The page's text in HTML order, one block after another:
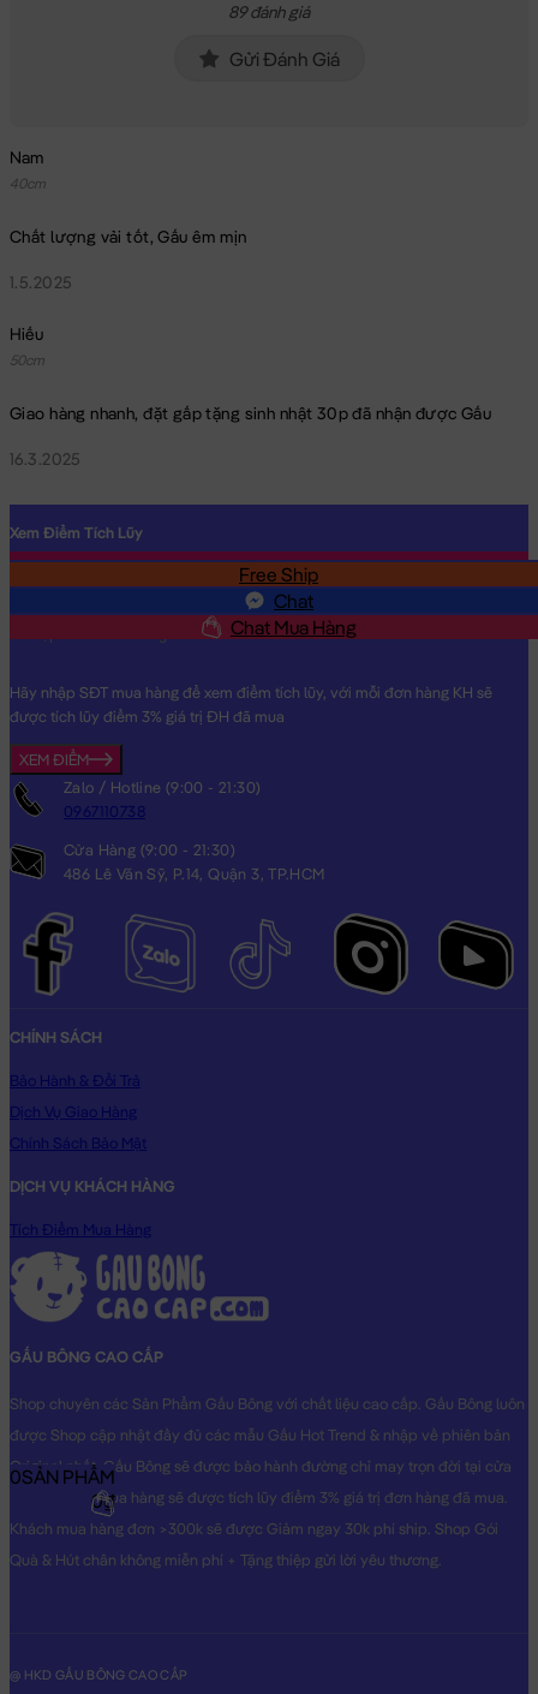
89 đánh giá
Gửi Đánh Giá
Nam
40cm
Chất lượng vải tốt, Gấu êm mịn
1.5.2025
Hiếu
50cm
Giao hàng nhanh, đặt gấp tặng sinh nhật 30p đã nhận được Gấu
16.3.2025
Free Ship
Chat
Chat Mua Hàng
Xem Điểm Tích Lũy
Hãy nhập SĐT mua hàng để xem điểm tích lũy, với mỗi đơn hàng KH sẽ
được tích lũy điểm 3% giá trị ĐH đã mua
XEM ĐIỂM
Zalo / Hotline (9:00 - 21:30)
0967110738
Cửa Hàng (9:00 - 21:30)
486 Lê Văn Sỹ, P.14, Quận 3, TP.HCM
CHÍNH SÁCH
Bảo Hành & Đổi Trả
Dịch Vụ Giao Hàng
Chính Sách Bảo Mật
DỊCH VỤ KHÁCH HÀNG
Tích Điểm Mua Hàng
GẤU BÔNG CAO CẤP
Shop chuyên các Sản Phẩm Gấu Bông với chất liệu cao cấp. Gấu Bông luôn
được Shop cập nhật đầy đủ các mẫu Gấu Hot Trend & nhập về phiên bản
Original nhất. Gấu Bông sẽ được bảo hành đường chỉ may trọn đời tại cửa
hàng, Khách mua hàng sẽ được tích lũy điểm 3% giá trị đơn hàng đã mua.
Khách mua hàng đơn >300k sẽ được Giảm ngay 30k phí ship. Shop Gói
Quà & Hút chân không miễn phí + Tặng thiệp gửi lời yêu thương.
@ HKD GẤU BÔNG CAO CẤP
0SẢN PHẨM
0₫